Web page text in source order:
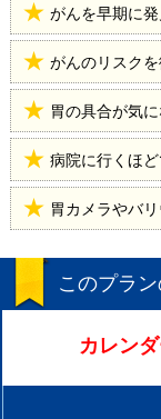
がんを早期に
がんのリスク
胃の具合が気
病院に行くほ
胃カメラやバ
このプラ
カレン